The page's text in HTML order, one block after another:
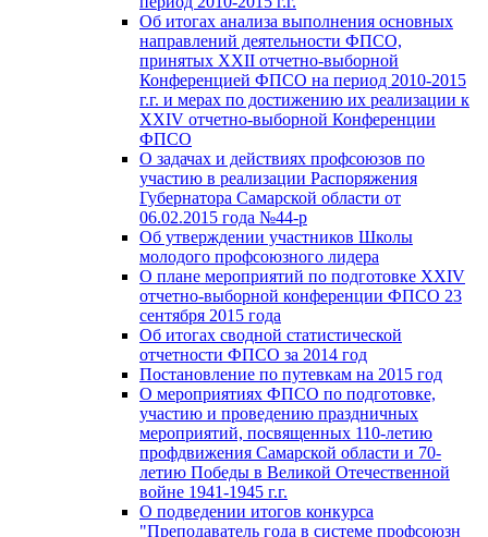
Об итогах анализа выполнения основных
направлений деятельности ФПСО,
принятых XXII отчетно-выборной
Конференцией ФПСО на период 2010-2015
г.г. и мерах по достижению их реализации к
XXIV отчетно-выборной Конференции
ФПСО
О задачах и действиях профсоюзов по
участию в реализации Распоряжения
Губернатора Самарской области от
06.02.2015 года №44-р
Об утверждении участников Школы
молодого профсоюзного лидера
О плане мероприятий по подготовке XXIV
отчетно-выборной конференции ФПСО 23
сентября 2015 года
Об итогах сводной статистической
отчетности ФПСО за 2014 год
Постановление по путевкам на 2015 год
О мероприятиях ФПСО по подготовке,
участию и проведению праздничных
мероприятий, посвященных 110-летию
профдвижения Самарской области и 70-
летию Победы в Великой Отечественной
войне 1941-1945 г.г.
О подведении итогов конкурса
"Преподаватель года в системе профсоюзн